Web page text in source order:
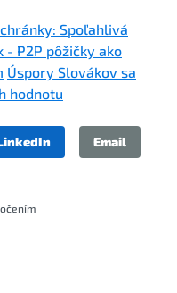
Spoľahlivá
- P2P pôžičky ako
Úspory Slovákov sa
hodnotu
Email